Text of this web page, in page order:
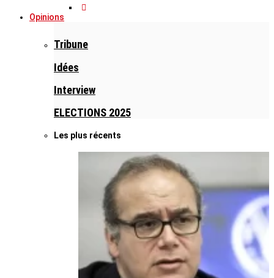
Opinions
Tribune
Idées
Interview
ELECTIONS 2025
Les plus récents